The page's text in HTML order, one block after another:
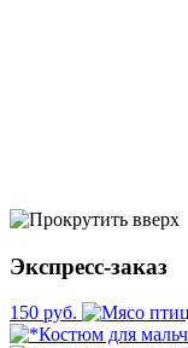
Экспресс-заказ
150 руб.